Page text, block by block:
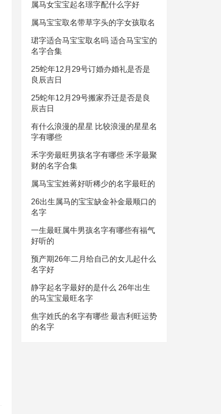
属马女宝宝起名璟字配什么字好
属马宝宝取名带草字头的字女孩取名
珺字适合马宝宝取名吗 适合马宝宝的
名字合集
25蛇年12月29号订婚办婚礼是否是
良辰吉日
25蛇年12月29号搬家乔迁是否是良
辰吉日
有什么浪漫的星星 比较浪漫的星星名
字有哪些
禾字旁最旺男孩名字有哪些 禾字最聚
财的名字合集
属马宝宝姓蒋好听稀少的名字最旺的
26出生属马的宝宝缺金补金最顺口的
名字
一生最旺属牛男孩名字有哪些有福气
好听的
预产期26年二月给自己的女儿起什么
名字好
静字起名字最好的是什么 26年出生
的马宝宝最旺名字
焦字姓氏的名字有哪些 最吉利旺运势
的名字